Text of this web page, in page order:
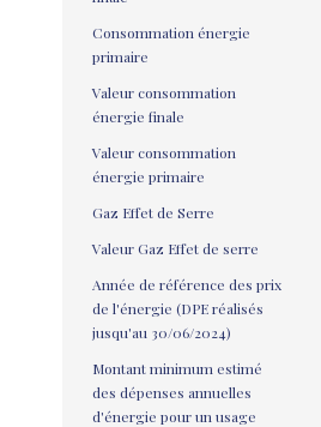
Consommation énergie
primaire
Valeur consommation
énergie finale
Valeur consommation
énergie primaire
Gaz Effet de Serre
Valeur Gaz Effet de serre
Année de référence des prix
de l'énergie (DPE réalisés
jusqu'au 30/06/2024)
Montant minimum estimé
des dépenses annuelles
d'énergie pour un usage